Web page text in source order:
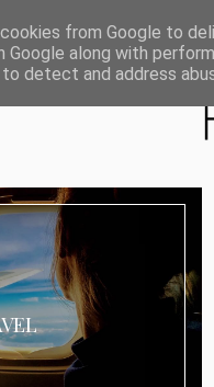
DATENSCHUTZ
from Google to
Google along with
detect and address